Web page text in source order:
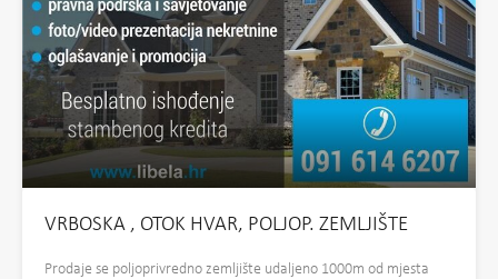
VRBOSKA , OTOK HVAR, POLJOP. ZEMLJIŠTE
Prodaje se poljoprivredno zemljište udaljeno 1000m od mjesta